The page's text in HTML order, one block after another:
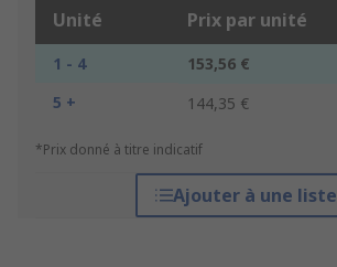
Unité Prix par unité
1 - 4
153,56 €
5 +
144,35 €
*Prix donné à titre indicatif
Ajouter à une liste